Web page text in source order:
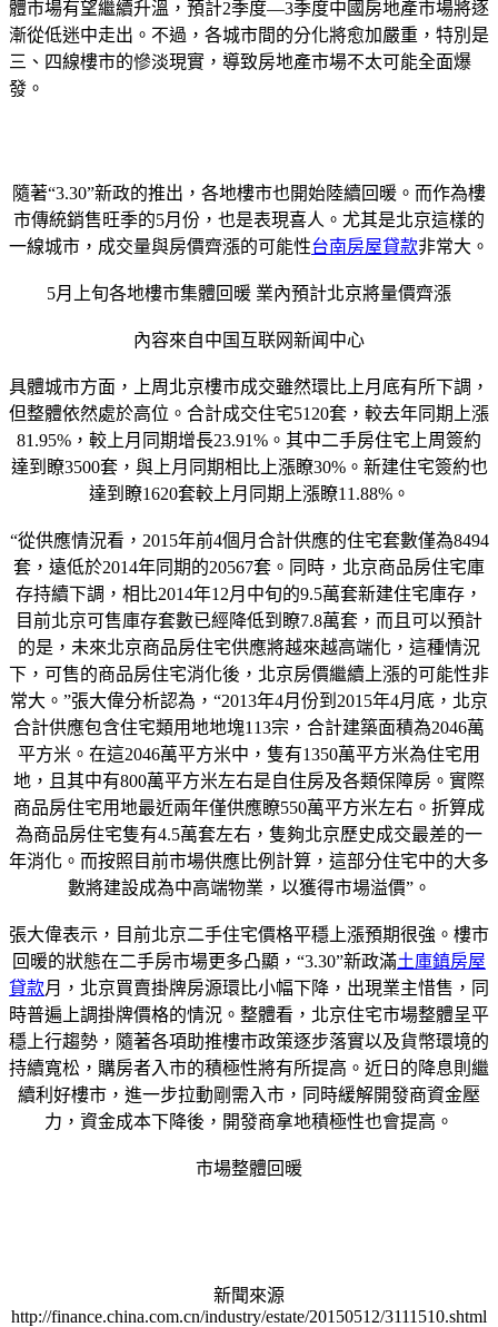
體市場有望繼續升溫，預計2季度—3季度中國房地產市場將逐
漸從低迷中走出。不過，各城市間的分化將愈加嚴重，特別是
三、四線樓市的慘淡現實，導致房地產市場不太可能全面爆
發。
隨著“3.30”新政的推出，各地樓市也開始陸續回暖。而作為樓
市傳統銷售旺季的5月份，也是表現喜人。尤其是北京這樣的
一線城市，成交量與房價齊漲的可能性台南房屋貸款非常大。
5月上旬各地樓市集體回暖 業內預計北京將量價齊漲
內容來自中国互联网新闻中心
具體城市方面，上周北京樓市成交雖然環比上月底有所下調，
但整體依然處於高位。合計成交住宅5120套，較去年同期上漲
81.95%，較上月同期增長23.91%。其中二手房住宅上周簽約
達到瞭3500套，與上月同期相比上漲瞭30%。新建住宅簽約也
達到瞭1620套較上月同期上漲瞭11.88%。
“從供應情況看，2015年前4個月合計供應的住宅套數僅為8494
套，遠低於2014年同期的20567套。同時，北京商品房住宅庫
存持續下調，相比2014年12月中旬的9.5萬套新建住宅庫存，
目前北京可售庫存套數已經降低到瞭7.8萬套，而且可以預計
的是，未來北京商品房住宅供應將越來越高端化，這種情況
下，可售的商品房住宅消化後，北京房價繼續上漲的可能性非
常大。”張大偉分析認為，“2013年4月份到2015年4月底，北京
合計供應包含住宅類用地地塊113宗，合計建築面積為2046萬
平方米。在這2046萬平方米中，隻有1350萬平方米為住宅用
地，且其中有800萬平方米左右是自住房及各類保障房。實際
商品房住宅用地最近兩年僅供應瞭550萬平方米左右。折算成
為商品房住宅隻有4.5萬套左右，隻夠北京歷史成交最差的一
年消化。而按照目前市場供應比例計算，這部分住宅中的大多
數將建設成為中高端物業，以獲得市場溢價”。
張大偉表示，目前北京二手住宅價格平穩上漲預期很強。樓市
回暖的狀態在二手房市場更多凸顯，“3.30”新政滿土庫鎮房屋
貸款月，北京買賣掛牌房源環比小幅下降，出現業主惜售，同
時普遍上調掛牌價格的情況。整體看，北京住宅市場整體呈平
穩上行趨勢，隨著各項助推樓市政策逐步落實以及貨幣環境的
持續寬松，購房者入市的積極性將有所提高。近日的降息則繼
續利好樓市，進一步拉動剛需入市，同時緩解開發商資金壓
力，資金成本下降後，開發商拿地積極性也會提高。
市場整體回暖
新聞來源
http://finance.china.com.cn/industry/estate/20150512/3111510.shtml